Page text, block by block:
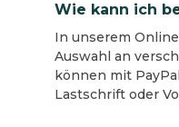
Wie kann ich
In unserem
Auswahl an
können mit
Lastschrift oder